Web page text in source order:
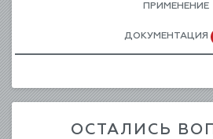
ПРИМЕНЕНИЕ
ДОКУМЕНТАЦИЯ
ОСТАЛИСЬ